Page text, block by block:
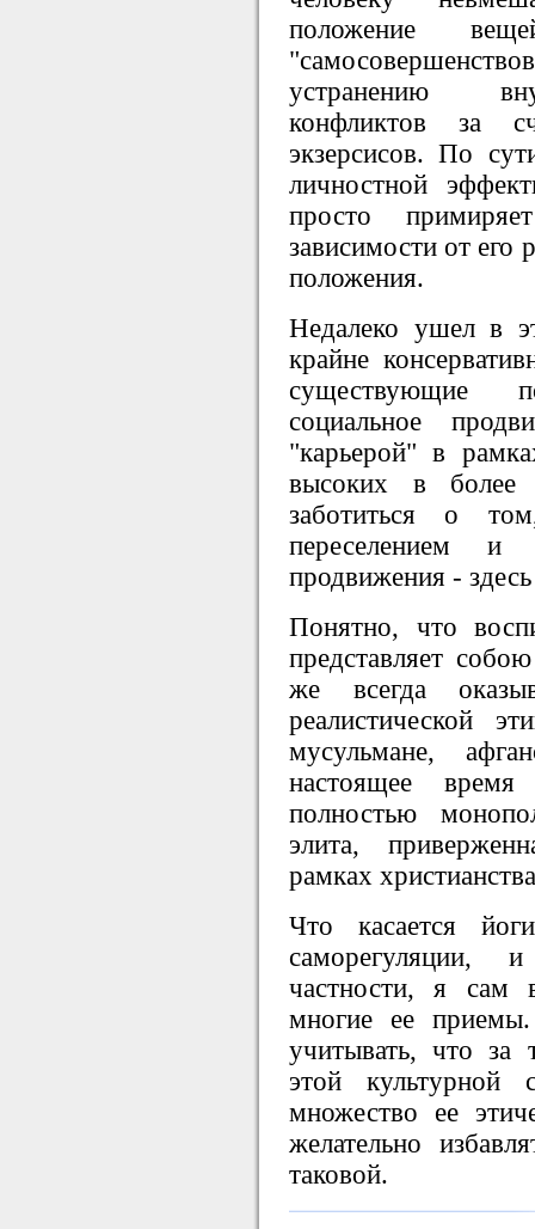
положение
устранению
конфликтов за
экзерсисов. По
личностной
просто
зависимости от его
положения.
Недалеко ушел в
крайне
существующие
социальное
"карьерой" в
высоких в
заботиться о
переселением
продвижения -
Понятно, что
представляет
же всегда
реалистической
мусульмане,
настоящее время
полностью
элита,
рамках
Что касается
саморегуляции,
частности, я сам
многие ее
учитывать, что за
этой культурной
множество ее
желательно
таковой.